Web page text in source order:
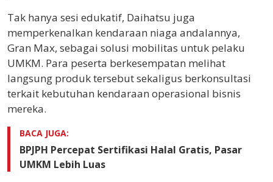
Tak hanya sesi edukatif, Daihatsu juga
memperkenalkan kendaraan niaga andalannya,
Gran Max, sebagai solusi mobilitas untuk pelaku
UMKM. Para peserta berkesempatan melihat
langsung produk tersebut sekaligus berkonsultasi
terkait kebutuhan kendaraan operasional bisnis
mereka.
BACA JUGA:
BPJPH Percepat Sertifikasi Halal Gratis, Pasar
UMKM Lebih Luas